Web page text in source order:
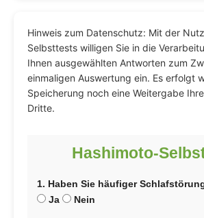
Hinweis zum Datenschutz: Mit der
Selbsttests willigen Sie in die
Ihnen ausgewählten Antworten zum
einmaligen Auswertung ein. Es erfolgt
Speicherung noch eine Weitergabe
Dritte.
Hashimoto-
1. Haben Sie häufiger
Ja
Nein